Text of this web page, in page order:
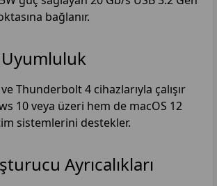
bağlanır.
Thunderbolt 4 cihazlarıyla çalışır
10 veya üzeri hem de macOS 12
sistemlerini destekler.
Ayrıcalıkları